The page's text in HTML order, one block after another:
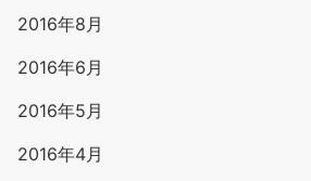
2016年8月
2016年6月
2016年5月
2016年4月